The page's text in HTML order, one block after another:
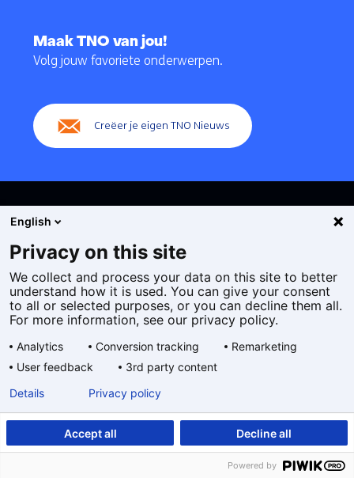
navigatie
Maak TNO van jou!
Volg jouw favoriete onderwerpen.
Creëer je eigen TNO Nieuws
Cookies
Privacy statement
Toegankelijkheid
Algemene voorwaarden
taal:
English
Privacy on this site
We collect and process your data on this site to better
understand how it is used. You can give your consent
to all or selected purposes, or you can decline them all.
For more information, see our privacy policy.
Analytics Conversion tracking
Remarketing
User feedback
3rd party content
Accept all Decline all
Details Privacy policy
Powered by